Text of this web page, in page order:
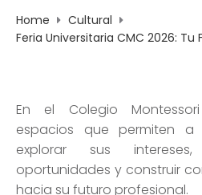
Home
Cultural
Feria Universitaria CMC 2026: Tu
En el Colegio
espacios que permiten a
explorar sus
oportunidades y construir
hacia su futuro profesional.